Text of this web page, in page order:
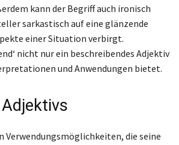
kann der Begriff auch ironisch
sarkastisch auf eine glänzende
einer Situation verbirgt.
nicht nur ein beschreibendes Adjektiv
und Anwendungen bietet.
Verwendungsmöglichkeiten, die seine